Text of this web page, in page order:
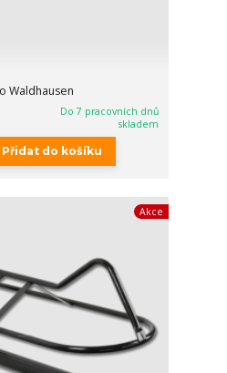
Waldhausen
Do 7 pracovních dnů
skladem
Přidat do košíku
Akce